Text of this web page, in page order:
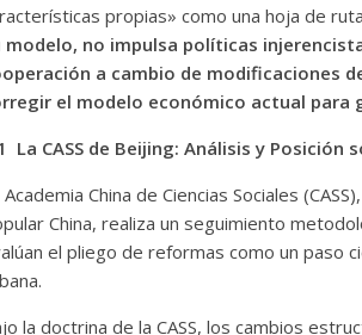
propias» como una hoja de
modelo, no impulsa políticas
a cambio de modificaciones
el modelo económico actual para
La CASS de Beijing: Análisis y Posición
Academia China de Ciencias Sociales
China, realiza un seguimiento
el pliego de reformas como un paso
la doctrina de la CASS, los cambios